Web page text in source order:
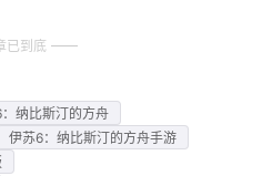
已到底
纳比斯汀的方舟
伊苏6：纳比斯汀的方舟手游